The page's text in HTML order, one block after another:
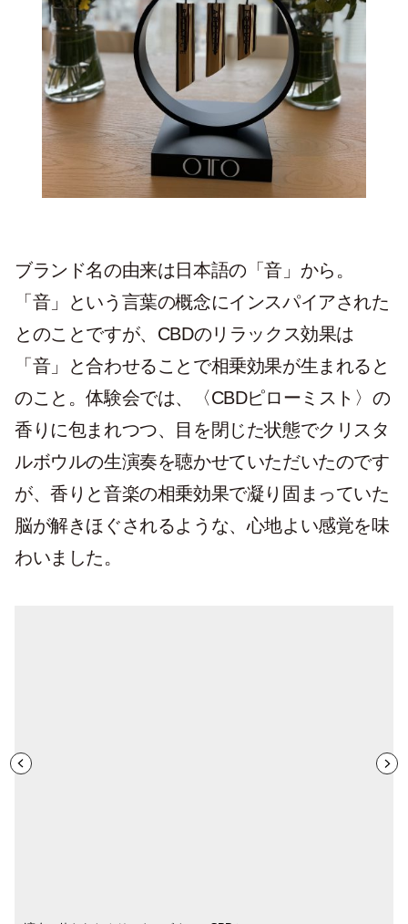
ブランド名の由来は日本語の「音」から。
「音」という言葉の概念にインスパイアされた
とのことですが、CBDのリラックス効果は
「音」と合わせることで相乗効果が生まれると
のこと。体験会では、〈CBDピローミスト〉の
香りに包まれつつ、目を閉じた状態でクリスタ
ルボウルの生演奏を聴かせていただいたのです
が、香りと音楽の相乗効果で凝り固まっていた
脳が解きほぐされるような、心地よい感覚を味
わいました。